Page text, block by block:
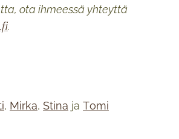
ota ihmeessä yhteyttä
.
, Mirka, Stina ja Tomi